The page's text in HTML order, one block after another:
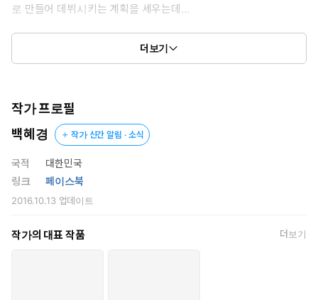
로 만들어 데뷔시키는 계획을 세우는데…
치열한 연예계, 숨 막히는 서바이벌, 증오와 사랑!
눈을 뗄 수 없는 최고 인기작 [치로], 매주 월요일 업데이트!
치로 ⓒ 백혜경 / (주)학산문화사
더보기
작가 프로필
백혜경
작가 신간 알림 · 소식
국적
대한민국
링크
페이스북
2016.10.13업데이트
작가의 대표 작품 더보기